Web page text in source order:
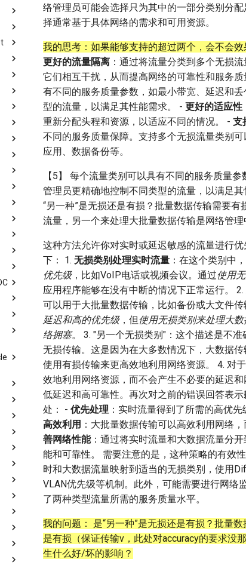
络管理员可能会选择只为其中的一部分类别分
择通常基于具体网络的需求和可用资源。
我的思考：如果能够支持的超过两个，会不会
更好的流量隔离 ：通过将流量分类到多个无损
它们相互干扰，从而提高网络的可靠性和服务质
有不同的服务质量参数，如最小带宽、延迟和
型的流量，以满足其性能需求。 - 更好的适应性
重新分配头程和资源，以适应不同的情况。 - 支
不同的服务质量保障。支持多个无损流量类别
应用、数据备份等。
【5】 每个流量类别可以具有不同的服务质量
管理员更精确地控制不同类型的流量，以满足
“另一种”是无损还是有损？批量数据传输需要
流量，另一个来处理大批量数据传输是网络管理
这种方法允许你对实时或延迟敏感的流量进行
下： 1. 无损类别处理实时流量 ：在这个类别中
优先级，比如VoIP电话或视频会议。通过使用
应用程序能够在没有中断的情况下正常运行。 2.
可以用于大批量数据传输，比如备份或大文件
延迟和高的优先级，但使用无损类别来处理大
络拥塞。 3. "另一个无损类别"：这个描述是不
无损传输。这是因为在大多数情况下，大数据
使用有损传输来更高效地利用网络资源。 4. 对
效地利用网络资源，而不会产生不必要的延迟
低延迟和高可靠性。再次对之前的错误回答表
处： - 优先处理 ：实时流量得到了所需的高优
高效利用 ：大批量数据传输可以高效利用网络
善网络性能：通过将实时流量和大数据流量分
能和可靠性。 需要注意的是，这种策略的有效
时和大数据流量映射到适当的无损类别，使用
VLAN优先级等机制。此外，可能需要进行网络
了两种类型流量所需的服务质量水平。
我的问题： 是“另一种”是无损还是有损？批量
是有损（保证传输v，此处对accuracy的要求没
生什么好/坏的影响？